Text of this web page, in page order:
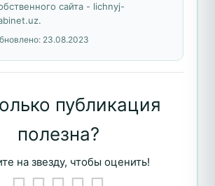
сайта - lichnyj-
23.08.2023
публикация
полезна?
на звезду, чтобы оценить!